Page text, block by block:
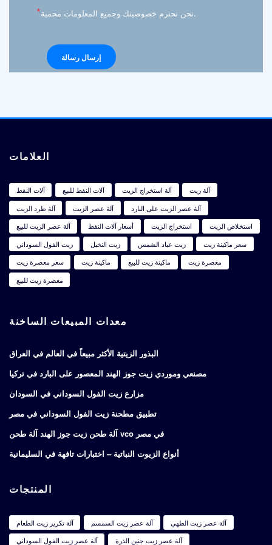
* نحن نحترم خصوصيتك وجميع المعلومات محمية.
العلامات
آلات النفط آلات النفط للبيع آلة استخراج الزيت
آلة زيت
آلة طرد الزيت
آلة عصر الزيت
آلة عصر الزيت على البارد
آلة عصر الزيت للبيع
أسعار آلات النفط استخراج الزيت
استخلاص الزيت
زيت الفول السوداني
زيت النخيل زيت عباد الشمس
سعر ماكينة زيت
سعر معصرة زيت
ماكينة زيت ماكينة زيت للبيع
معصرة زيت
معصرة زيت للبيع
معدات المبيعات الساخنة
البذور الزيتية الأكثر مبيعاً في العالم في العراق
مصنعي وموردي زيت جوز الهند المعصور على البارد في تركيا
مزارع زيت الفول السوداني في السودان
تطبيق مطحنة زيت الفول السوداني في مصر
آلة طحن زيت جوز الهند آلة طحن vco في مصر
أنواع الزيوت النباتية – اختبارات تافهة في السليمانية
المنتجات
آلة تكرير زيت الطعام آلة عصر زيت السمسم
آلة عصر زيت الطهي
آلة عصر زيت الفول السوداني
آلة عصر زيت جنين الذرة